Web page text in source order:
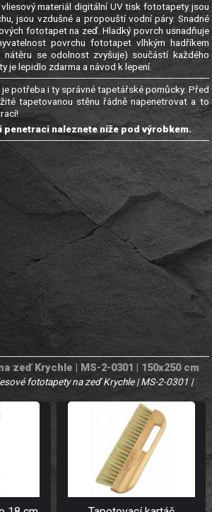
materiál digitální UV tisk fototapety jsou
jsou vzdušné a propouští vodní páry. Snadné
fototapet na zeď. Hladký povrch usnadňuje
povrchu fototapet vlhkým hadříkem
nátěru se odolnost zvyšuje) součástí každého
je lepidlo zdarma a návod k lepení.
potřeba i ty správné tapetářské pomůcky. Před
tapetovanou stěnu řádně napenetrovat a to
penetraci naleznete níže pod výrobkem.
zeď Krychle | MS-2-0301 | 150x250 cm
fototapety na zeď Krychle | MS-2-0301 |